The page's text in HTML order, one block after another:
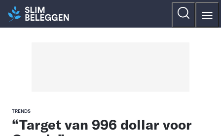
TRENDS
“Target van 996 dollar voor